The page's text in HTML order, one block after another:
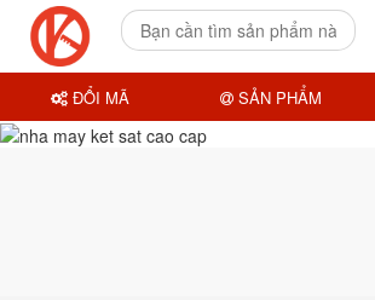
ĐỔI MÃ SẢN PHẨM